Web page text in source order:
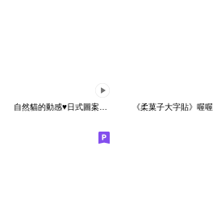
《柔菓子大字貼》喔喔